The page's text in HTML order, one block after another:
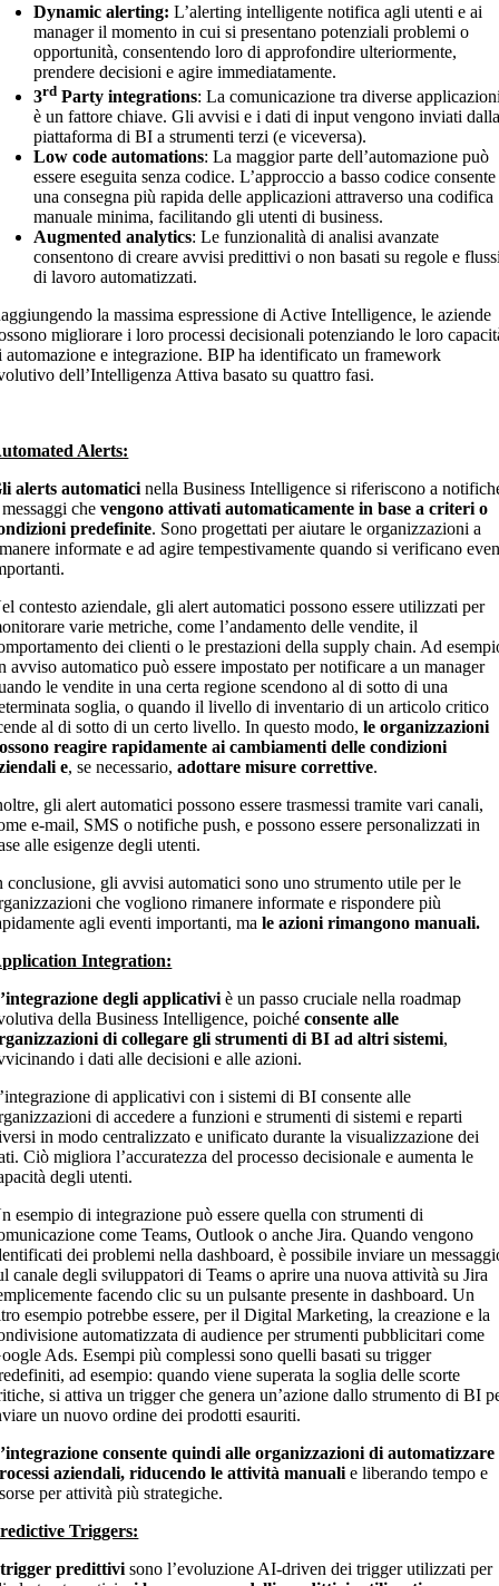
Dynamic alerting:L’alerting intelligente notifica agli utenti e ai
manager il momento in cui si presentano potenziali problemi o
opportunità, consentendo loro di approfondire ulteriormente,
prendere decisioni e agire immediatamente.
3rd Party integrations: La comunicazione tra diverse
è un fattore chiave. Gli avvisi e i dati di input vengono inviati
piattaforma di BI a strumenti terzi (e viceversa).
Low code automations: La maggior parte dell’automazione può
essere eseguita senza codice. L’approccio a basso codice consente
una consegna più rapida delle applicazioni attraverso una codifica
manuale minima, facilitando gli utenti di business.
Augmented analytics: Le funzionalità di analisi avanzate
consentono di creare avvisi predittivi o non basati su regole e
di lavoro automatizzati.
la massima espressione di Active Intelligence, le aziende
migliorare i loro processi decisionali potenziando le loro
automazione e integrazione. BIP ha identificato un framework
dell’Intelligenza Attiva basato su quattro fasi.
Alerts:
alerts automatici nella Business Intelligence si riferiscono a
chevengono attivati automaticamente in base a criteri o
predefinite. Sono progettati per aiutare le organizzazioni a
informate e ad agire tempestivamente quando si verificano
contesto aziendale, gli alert automatici possono essere utilizzati per
varie metriche, come l’andamento delle vendite, il
dei clienti o le prestazioni della supply chain. Ad
avviso automatico può essere impostato per notificare a un manager
le vendite in una certa regione scendono al di sotto di una
soglia, o quando il livello di inventario di un articolo critico
al di sotto di un certo livello. In questo modo,le organizzazioni
reagire rapidamente ai cambiamenti delle condizioni
e, se necessario,adottare misure correttive.
gli alert automatici possono essere trasmessi tramite vari canali,
e-mail, SMS o notifiche push, e possono essere personalizzati in
alle esigenze degli utenti.
conclusione, gli avvisi automatici sono uno strumento utile per le
che vogliono rimanere informate e rispondere più
agli eventi importanti, male azioni rimangono manuali.
Integration:
degli applicativiè un passo cruciale nella roadmap
della Business Intelligence, poichéconsente alle
di collegare gli strumenti di BI ad altri sistemi,
i dati alle decisioni e alle azioni.
di applicativi con i sistemi di BI consente alle
di accedere a funzioni e strumenti di sistemi e reparti
in modo centralizzato e unificato durante la visualizzazione dei
Ciò migliora l’accuratezza del processo decisionale e aumenta le
degli utenti.
esempio di integrazione può essere quella con strumenti di
come Teams, Outlook o anche Jira. Quando vengono
dei problemi nella dashboard, è possibile inviare un
canale degli sviluppatori di Teams o aprire una nuova attività su Jira
facendo clic su un pulsante presente in dashboard. Un
esempio potrebbe essere, per il Digital Marketing, la creazione e la
automatizzata di audience per strumenti pubblicitari come
Ads. Esempi più complessi sono quelli basati su trigger
ad esempio: quando viene superata la soglia delle scorte
si attiva un trigger che genera un’azione dallo strumento di BI
un nuovo ordine dei prodotti esauriti.
consente quindi alle organizzazioni di automatizzare
aziendali, riducendo le attività manuali e liberando tempo e
per attività più strategiche.
Triggers:
predittivi sono l’evoluzione AI-driven dei trigger utilizzati per